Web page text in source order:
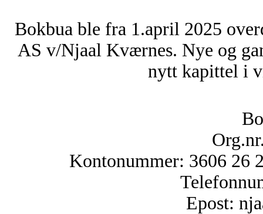
Bokbua ble fra 1.april 2025
AS v/Njaal Kværnes. Nye og
nytt kapittel i
Kontonummer: 3606 26
Epost: